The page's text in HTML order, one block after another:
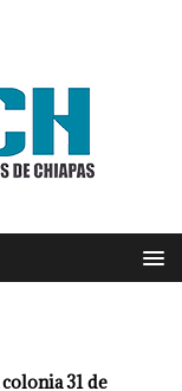
31 de